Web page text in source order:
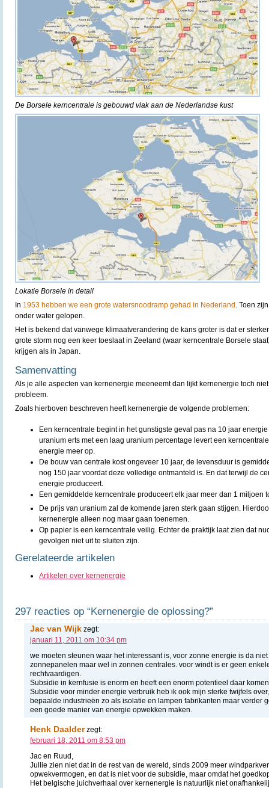
De Borsele kerncentrale is gebouwd vlak aan de Nederlandse kust
Lokatie Borsele in detail
In 1953 hebben we een grote watersnoodramp gehad in Nederland . Toen
onder water gelopen.
Het is bekend dat vanwege klimaatverandering de kans groter is dat er
grote storm nog een keer toeslaat in Zeeland (waar kerncentrale Borsele
krijgen als in Japan.
Samenvatting
Als je alle aspecten van kernenergie meeneemt dan lijkt kernenergie toch
probleem.
Zoals hierboven beschreven heeft kernenergie de volgende problemen:
Een kerncentrale begint in het gunstigste geval pas na 10 jaar
uranium erts met een laag uranium percentage levert een
energie meer op.
De bouw van centrale kost ongeveer 10 jaar, de levensduur is
nog 150 jaar voordat deze volledige ontmanteld is. En dat terwijl de
energie produceert.
Een gemiddelde kerncentrale produceert elk jaar meer dan 1 miljoen
De prijs van uranium zal de komende jaren sterk gaan stijgen.
kernenergie alleen nog maar gaan toenemen.
Op papier is een kerncentrale veilig. Echter de praktijk laat zien dat
gevolgen niet uit te sluiten zijn.
Gerelateerde artikelen
Artikelen over kernenergie
297 reacties op “Kernenergie de oplossing?”
Jac van Wijk zegt:
januari 11, 2011 om 10:34 pm
we moeten steunen waar het interessant is, voor zonne energie is da
zonnepanelen maar wel in zonnen centrales. voor windt is er geen
rechtvaardigen.
Subsidie in kernfusie is enorm en heeft een enorm potentieel daar
Subsidie voor minder energie verbruik heb ik ook mijn sterke twijfels
bepaalde industrieën zo als isolatie en lampen fabrikanten maar verder
een goede manier van energie opwekken maken.
Henk Daalderzegt:
februari 18, 2011 om 8:53 pm
Jac en Ruud,
Jullie zien niet dat in de rest van de wereld, sinds 2009 meer
opwekvermogen, en dat is niet voor de subsidie, maar omdat het
Het belgische juichverhaal over kernenergie is natuurlijk niet